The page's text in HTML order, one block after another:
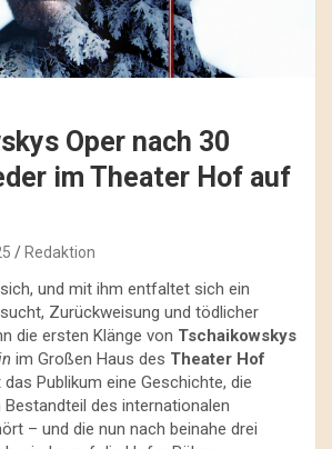
Oper nach 30
im Theater Hof auf
Redaktion
und mit ihm entfaltet sich ein
Zurückweisung und tödlicher
die ersten Klänge von Tschaikowskys
im Großen Haus des Theater Hof
Publikum eine Geschichte, die
des internationalen
– und die nun nach beinahe drei